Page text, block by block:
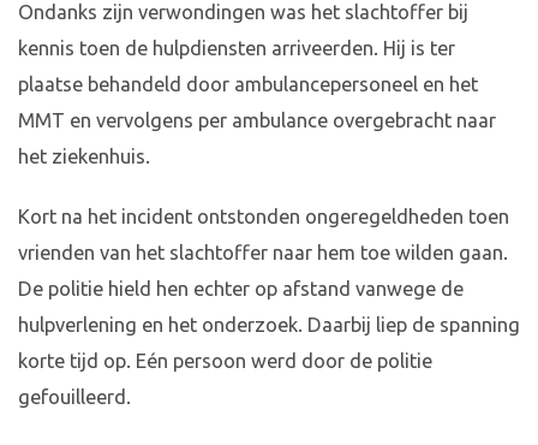
Ondanks zijn verwondingen was het slachtoffer bij
kennis toen de hulpdiensten arriveerden. Hij is ter
plaatse behandeld door ambulancepersoneel en het
MMT en vervolgens per ambulance overgebracht naar
het ziekenhuis.
Kort na het incident ontstonden ongeregeldheden toen
vrienden van het slachtoffer naar hem toe wilden gaan.
De politie hield hen echter op afstand vanwege de
hulpverlening en het onderzoek. Daarbij liep de spanning
korte tijd op. Eén persoon werd door de politie
gefouilleerd.